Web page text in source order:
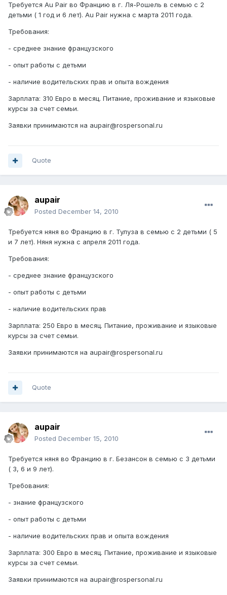
Требуется Au Pair во Францию в г. Ля-Рошель в семью с 2
детьми ( 1 год и 6 лет). Au Pair нужна с марта 2011 года.
Требования:
- среднее знание французского
- опыт работы с детьми
- наличие водительских прав и опыта вождения
Зарплата: 310 Евро в месяц. Питание, проживание и языковые
курсы за счет семьи.
Заявки принимаются на aupair@rospersonal.ru
Quote
aupair
Posted December 14, 2010
Требуется няня во Францию в г. Тулуза в семью с 2 детьми ( 5
и 7 лет). Няня нужна с апреля 2011 года.
Требования:
- среднее знание французского
- опыт работы с детьми
- наличие водительских прав
Зарплата: 250 Евро в месяц. Питание, проживание и языковые
курсы за счет семьи.
Заявки принимаются на aupair@rospersonal.ru
Quote
aupair
Posted December 15, 2010
Требуется няня во Францию в г. Безансон в семью с 3 детьми
( 3, 6 и 9 лет).
Требования:
- знание французского
- опыт работы с детьми
- наличие водительских прав и опыта вождения
Зарплата: 300 Евро в месяц. Питание, проживание и языковые
курсы за счет семьи.
Заявки принимаются на aupair@rospersonal.ru